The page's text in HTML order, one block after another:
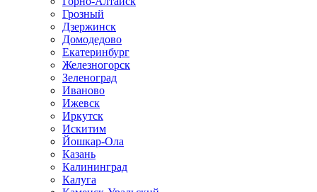
Грозный
Дзержинск
Домодедово
Екатеринбург
Железногорск
Зеленоград
Иваново
Ижевск
Иркутск
Искитим
Йошкар-Ола
Казань
Калининград
Калуга